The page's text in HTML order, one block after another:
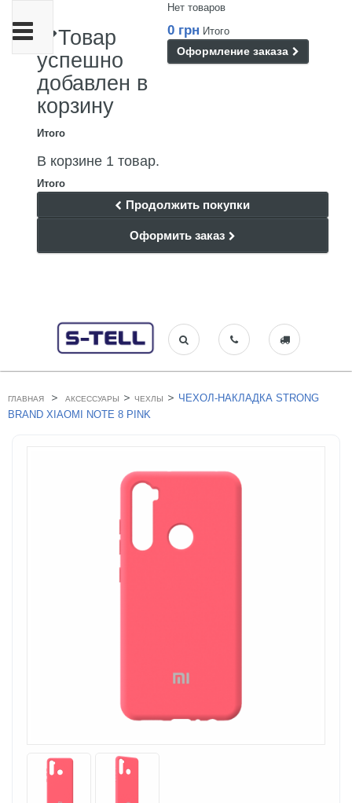
Нет товаров
0 грн Итого
Оформление заказа
Товар
успешно
добавлен в
корзину
Итого
В корзине 1 товар.
Итого
Продолжить покупки
Оформить заказ
Переключить
навигации
ГЛАВНАЯ > АКСЕССУАРЫ > ЧЕХЛЫ > ЧЕХОЛ-НАКЛАДКА STRONG
BRAND XIAOMI NOTE 8 PINK